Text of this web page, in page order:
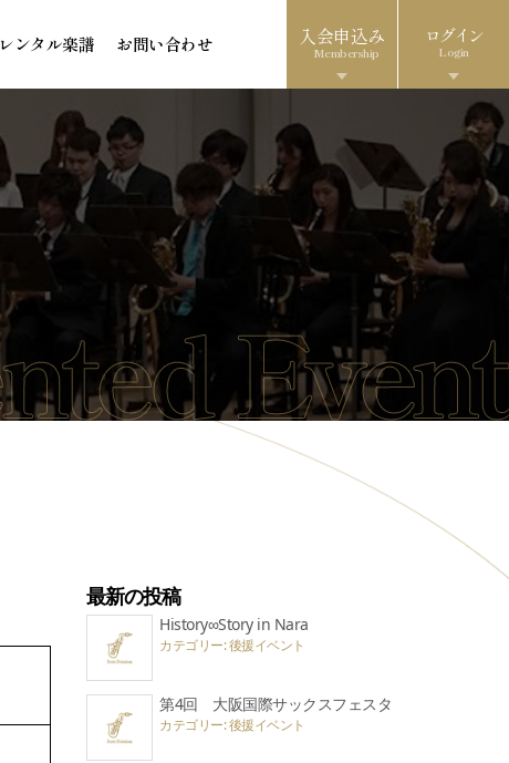
レンタル楽譜 お問い合わせ 入会申込み
Membership
ログイン
Login
最新の投稿
History∞Story in Nara
カテゴリー: 後援イベント
第4回 大阪国際サックスフェスタ
カテゴリー: 後援イベント